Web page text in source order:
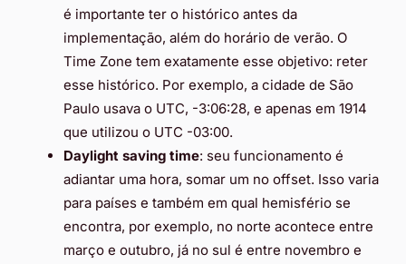
é importante ter o histórico antes da
implementação, além do horário de verão. O
Time Zone tem exatamente esse objetivo: reter
esse histórico. Por exemplo, a cidade de São
Paulo usava o UTC, -3:06:28, e apenas em 1914
que utilizou o UTC -03:00.
Daylight saving time: seu funcionamento é
adiantar uma hora, somar um no offset. Isso varia
para países e também em qual hemisfério se
encontra, por exemplo, no norte acontece entre
março e outubro, já no sul é entre novembro e